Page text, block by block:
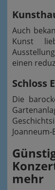
Auch
Kunst
einen
Schloss
Die
mehr